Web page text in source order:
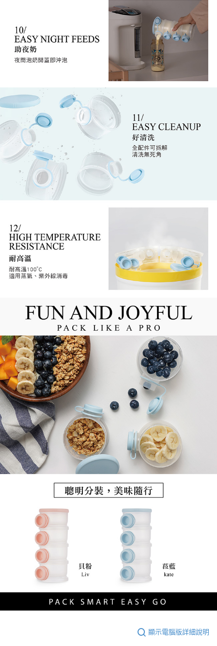
顯示電腦版詳細說明